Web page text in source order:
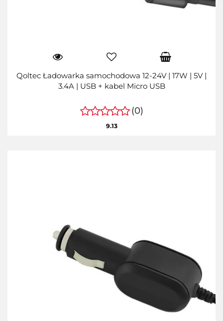
Qoltec Ładowarka samochodowa 12-24V | 17W | 5V |
3.4A | USB + kabel Micro USB
(0)
9.13